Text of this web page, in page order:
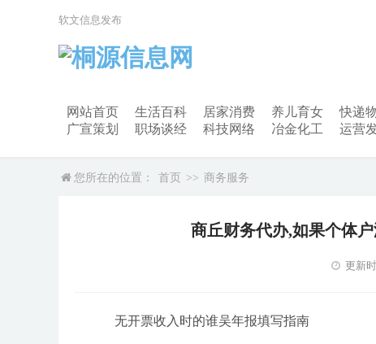
网站首页 生活百科 居家消费 养儿育女 快递
广宣策划
职场谈经 科技网络 冶金化工 运营
软文信息发布
您所在的位置： 首页 >> 商务服务
商丘财务代办,如果个体
更新
无开票收入时的谁吴年报填写指南